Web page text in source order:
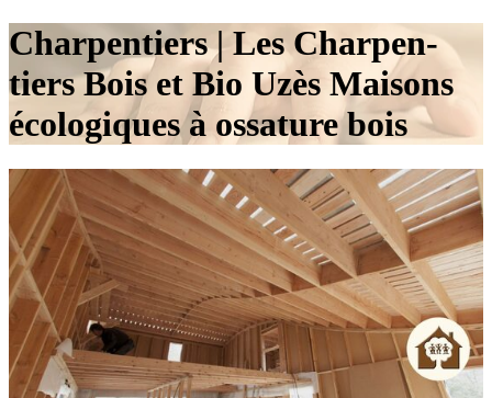
Char­pen­tiers | Les Char­pen­
tiers Bois et Bio Uzès Maisons
écologiques à ossature bois